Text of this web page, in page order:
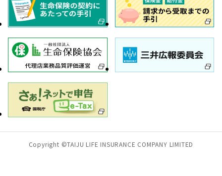
Copyright ©TAIJU LIFE INSURANCE COMPANY LIMITED